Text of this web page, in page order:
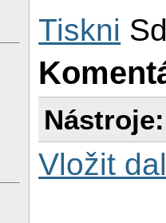
Tiskni
Nástroje:
Vložit